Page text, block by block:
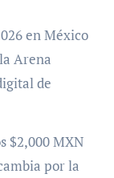
en México
Arena
de
$2,000 MXN
por la